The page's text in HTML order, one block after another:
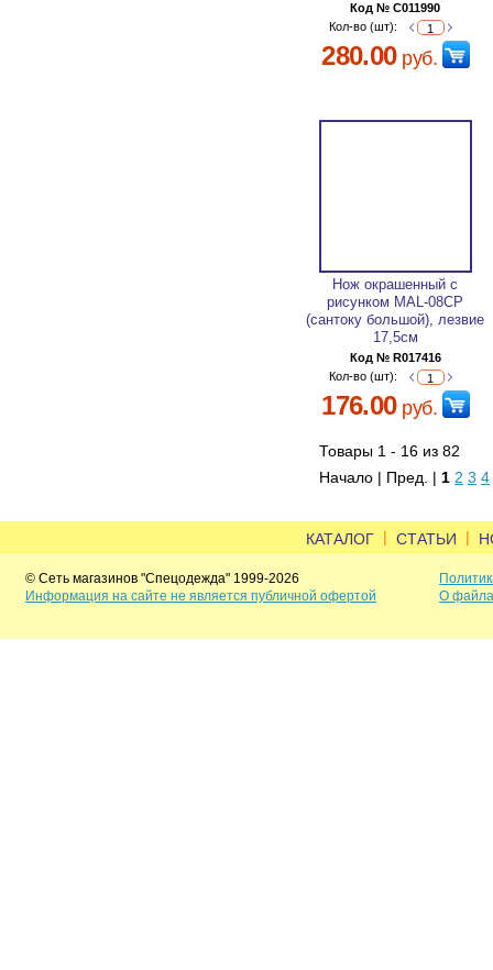
Код № C011990
Кол-во (шт):
280.00руб.
Нож окрашенный с
рисунком MAL-08CP
(сантоку большой), лезвие
17,5см
Код № R017416
Кол-во (шт):
176.00руб.
Товары 1 - 16 из 82
Начало | Пред. | 1 2 3 4
КАТАЛОГ | СТАТЬИ |
© Сеть магазинов "Спецодежда" 1999-2026
Информация на сайте не является публичной офертой
О